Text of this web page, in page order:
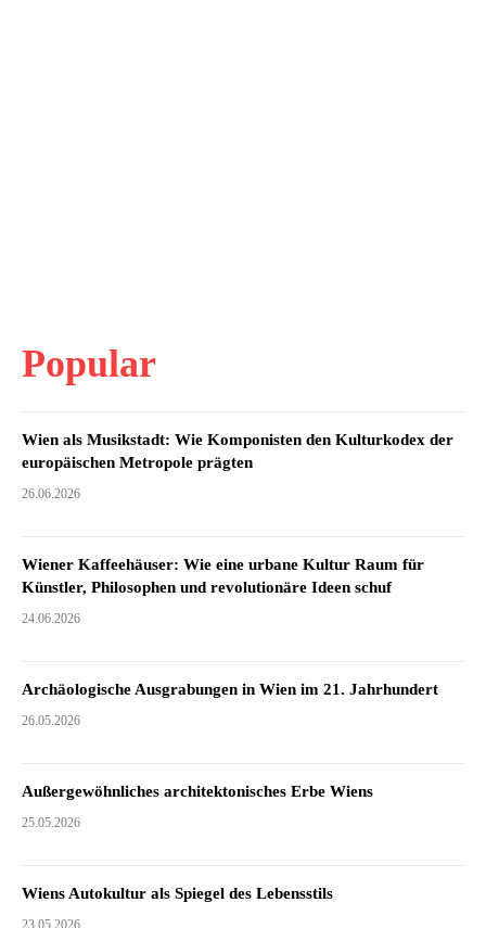
Popular
Wien als Musikstadt: Wie Komponisten den Kulturkodex der
europäischen Metropole prägten
26.06.2026
Wiener Kaffeehäuser: Wie eine urbane Kultur Raum für
Künstler, Philosophen und revolutionäre Ideen schuf
24.06.2026
Archäologische Ausgrabungen in Wien im 21. Jahrhundert
26.05.2026
Außergewöhnliches architektonisches Erbe Wiens
25.05.2026
Wiens Autokultur als Spiegel des Lebensstils
23.05.2026